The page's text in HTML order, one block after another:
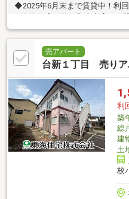
◆2025年6月末まで賃貸中！利
は東海住宅（株）郡山支店へお
売アパート
台新１丁目 売りア
利
築
総
建
土
校